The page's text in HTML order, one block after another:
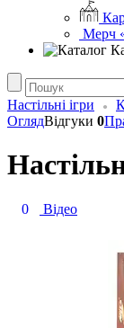
Мерч
Настільні ігри
ОглядВідгуки 0
0 Відео